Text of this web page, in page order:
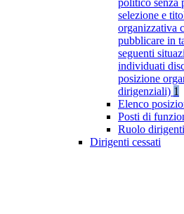
politico senza
selezione e
organizzativa
pubblicare in
seguenti
individuati
posizione
dirigenziali) 1
Elenco
Posti di
Ruolo dirigenti
Dirigenti cessati